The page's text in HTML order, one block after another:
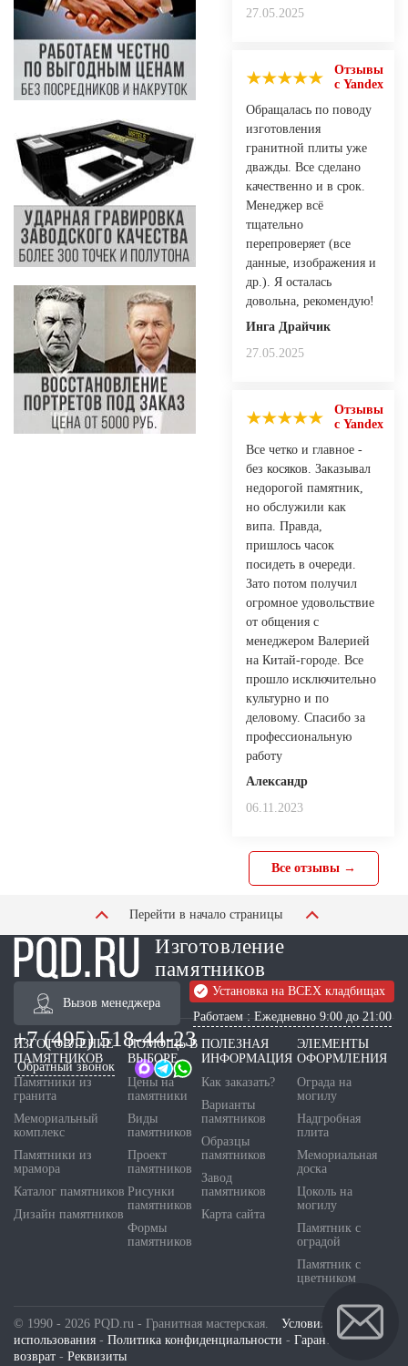
27.05.2025
Отзывы
с Yandex
Обращалась по поводу
изготовления
гранитной плиты уже
дважды. Все сделано
качественно и в срок.
Менеджер всё
тщательно
перепроверяет (все
данные, изображения и
др.). Я осталась
довольна, рекомендую!
Инга Драйчик
27.05.2025
Отзывы
с Yandex
Все четко и главное -
без косяков. Заказывал
недорогой памятник,
но обслужили как
випа. Правда,
пришлось часок
посидеть в очереди.
Зато потом получил
огромное удовольствие
от общения с
менеджером Валерией
на Китай-городе. Все
прошло исключительно
культурно и по
деловому. Спасибо за
профессиональную
работу
Александр
06.11.2023
Все отзывы →
Перейти в начало страницы
Изготовление
памятников
Вызов менеджера
Установка на ВСЕХ кладбищах
Работаем : Ежедневно 9:00 до 21:00
+7 (495) 518-44-23
Обратный звонок
ИЗГОТОВЛЕНИЕ
ПАМЯТНИКОВ
Памятники из
гранита
Мемориальный
комплекс
Памятники из
мрамора
Каталог памятников
Дизайн памятников
ПОМОЩЬ В
ВЫБОРЕ
Цены на
памятники
Виды
памятников
Проект
памятников
Рисунки
памятников
Формы
памятников
ПОЛЕЗНАЯ
ИНФОРМАЦИЯ
Как заказать?
Варианты
памятников
Образцы
памятников
Завод
памятников
Карта сайта
ЭЛЕМЕНТЫ
ОФОРМЛЕНИЯ
Ограда на
могилу
Надгробная
плита
Мемориальная
доска
Цоколь на
могилу
Памятник с
оградой
Памятник с
цветником
© 1990 - 2026 PQD.ru - Гранитная мастерская. Условия
использования - Политика конфиденциальности - Гарантия и
возврат - Реквизиты